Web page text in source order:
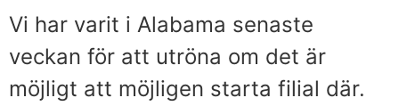
Vi har varit i Alabama senaste
veckan för att utröna om det är
möjligt att möjligen starta filial där.